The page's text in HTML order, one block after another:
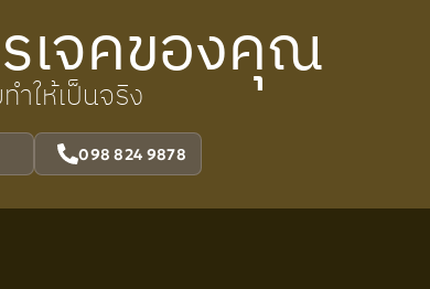
เจคของคุณ
ำให้เป็นจริง
098 824 9878